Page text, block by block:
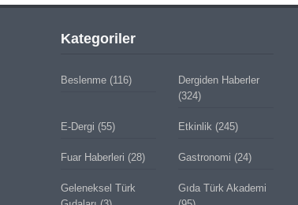
Kategoriler
Beslenme(116)
Dergiden Haberler
(324)
E-Dergi (55) Etkinlik (245)
Fuar Haberleri (28) Gastronomi (24)
Geleneksel Türk
Gıda Türk Akademi